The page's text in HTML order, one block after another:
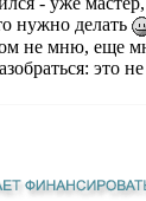
нужно делать
не мню, еще
это